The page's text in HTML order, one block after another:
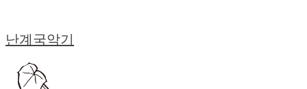
난계국악기